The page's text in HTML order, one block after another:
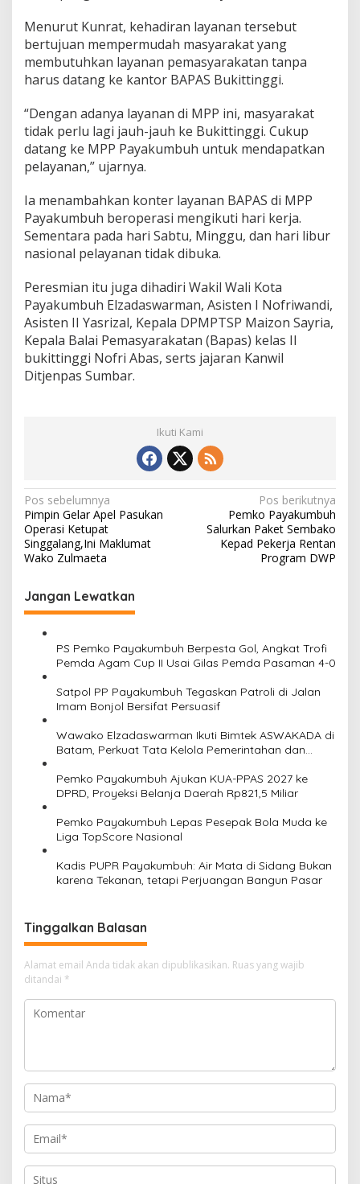
Menurut Kunrat, kehadiran layanan tersebut
bertujuan mempermudah masyarakat yang
membutuhkan layanan pemasyarakatan tanpa
harus datang ke kantor BAPAS Bukittinggi.
“Dengan adanya layanan di MPP ini, masyarakat
tidak perlu lagi jauh-jauh ke Bukittinggi. Cukup
datang ke MPP Payakumbuh untuk mendapatkan
pelayanan,” ujarnya.
Ia menambahkan konter layanan BAPAS di MPP
Payakumbuh beroperasi mengikuti hari kerja.
Sementara pada hari Sabtu, Minggu, dan hari libur
nasional pelayanan tidak dibuka.
Peresmian itu juga dihadiri Wakil Wali Kota
Payakumbuh Elzadaswarman, Asisten I Nofriwandi,
Asisten II Yasrizal, Kepala DPMPTSP Maizon Sayria,
Kepala Balai Pemasyarakatan (Bapas) kelas II
bukittinggi Nofri Abas, serts jajaran Kanwil
Ditjenpas Sumbar.
Ikuti Kami
N
a
v
i
g
a
Pos sebelumnya
Pimpin Gelar Apel Pasukan
Operasi Ketupat
Singgalang,Ini Maklumat
Wako Zulmaeta
Pos berikutnya
Pemko Payakumbuh
Salurkan Paket Sembako
Kepad Pekerja Rentan
Program DWP
Jangan Lewatkan
PS Pemko Payakumbuh Berpesta Gol, Angkat Trofi
Pemda Agam Cup II Usai Gilas Pemda Pasaman 4-0
Satpol PP Payakumbuh Tegaskan Patroli di Jalan
Imam Bonjol Bersifat Persuasif
Wawako Elzadaswarman Ikuti Bimtek ASWAKADA di
Batam, Perkuat Tata Kelola Pemerintahan dan
Pemko Payakumbuh Ajukan KUA-PPAS 2027 ke
DPRD, Proyeksi Belanja Daerah Rp821,5 Miliar
Pemko Payakumbuh Lepas Pesepak Bola Muda ke
Liga TopScore Nasional
Kadis PUPR Payakumbuh: Air Mata di Sidang Bukan
karena Tekanan, tetapi Perjuangan Bangun Pasar
Tinggalkan Balasan
Alamat email Anda tidak akan dipublikasikan. Ruas yang wajib
ditandai *